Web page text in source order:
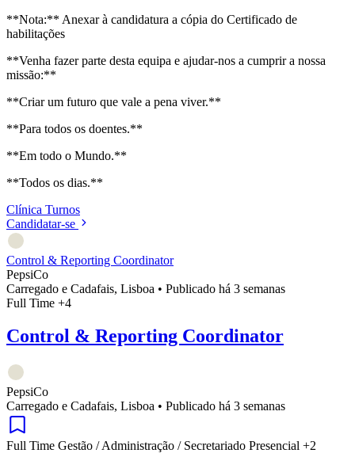
**Nota:** Anexar à candidatura a cópia do Certificado de
habilitações
**Venha fazer parte desta equipa e ajudar-nos a cumprir a nossa
missão:**
**Criar um futuro que vale a pena viver.**
**Para todos os doentes.**
**Em todo o Mundo.**
**Todos os dias.**
Clínica Turnos
Candidatar-se
Control & Reporting Coordinator
PepsiCo
Carregado e Cadafais, Lisboa • Publicado há 3 semanas
Full Time +4
Control & Reporting Coordinator
PepsiCo
Carregado e Cadafais, Lisboa • Publicado há 3 semanas
Full Time Gestão / Administração / Secretariado Presencial +2